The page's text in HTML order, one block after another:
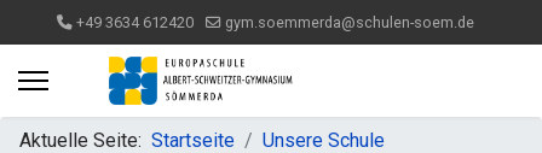
+49 3634 612420 gym.soemmerda@schulen-soem.de
Aktuelle Seite: Startseite
Unsere Schule